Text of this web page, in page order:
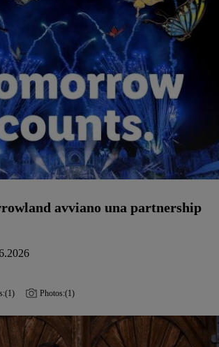
avviano una partnership
(1) Photos:(1)